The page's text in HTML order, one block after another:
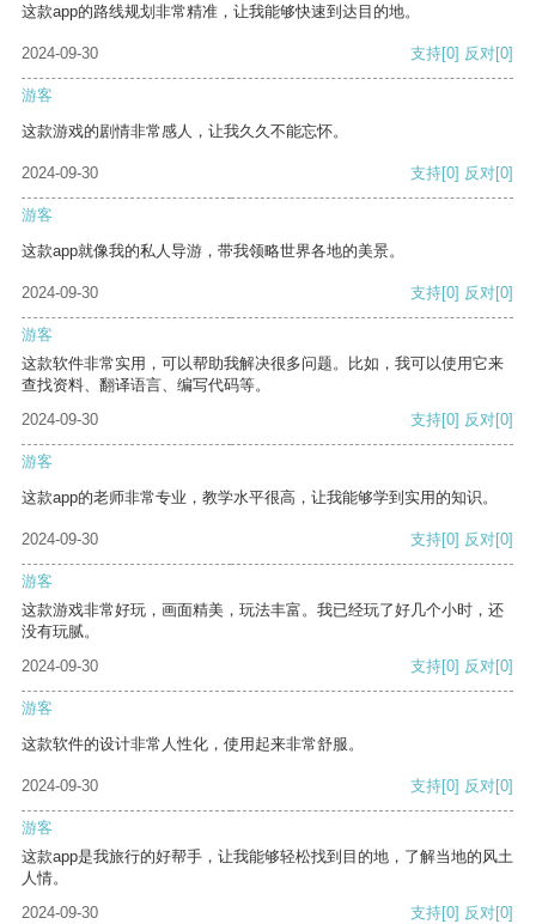
这款app的路线规划非常精准，让我能够快速到达目的地。
2024-09-30 支持[0] 反对[0]
游客
这款游戏的剧情非常感人，让我久久不能忘怀。
2024-09-30 支持[0] 反对[0]
游客
这款app就像我的私人导游，带我领略世界各地的美景。
2024-09-30 支持[0] 反对[0]
游客
这款软件非常实用，可以帮助我解决很多问题。比如，我可以使用它来
查找资料、翻译语言、编写代码等。
2024-09-30
支持[0] 反对[0]
游客
这款app的老师非常专业，教学水平很高，让我能够学到实用的知识。
2024-09-30 支持[0] 反对[0]
游客
这款游戏非常好玩，画面精美，玩法丰富。我已经玩了好几个小时，还
没有玩腻。
2024-09-30
支持[0] 反对[0]
游客
这款软件的设计非常人性化，使用起来非常舒服。
2024-09-30 支持[0] 反对[0]
游客
这款app是我旅行的好帮手，让我能够轻松找到目的地，了解当地的风土
人情。
2024-09-30
支持[0] 反对[0]